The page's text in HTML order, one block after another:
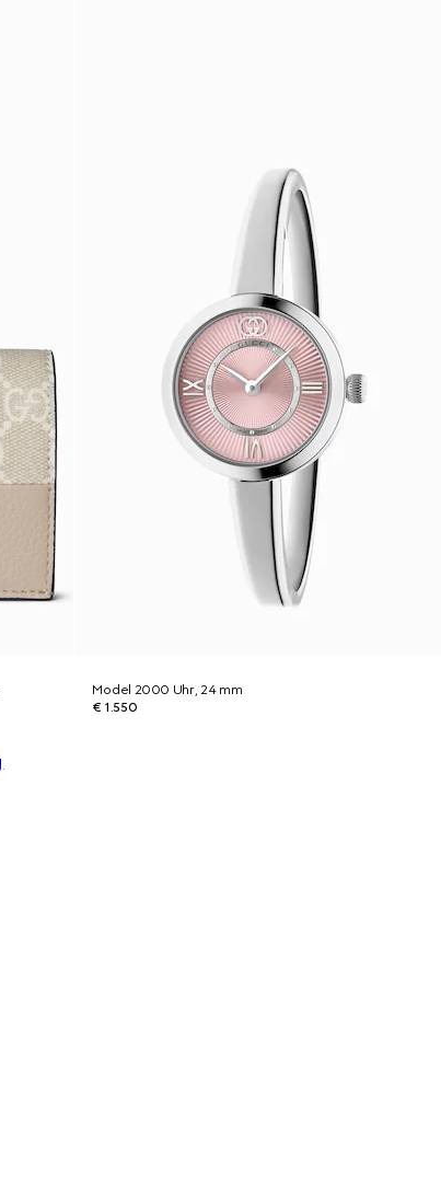
Model 2000 Uhr, 24 mm
€ 1.550